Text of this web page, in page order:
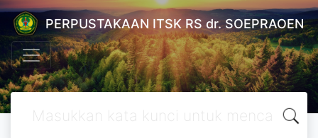
PERPUSTAKAAN ITSK RS dr. SOEPRAOEN